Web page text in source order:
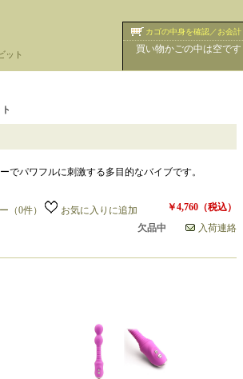
ット
カゴの中身を確認／お会計
買い物かごの中は空です
でパワフルに刺激する多目的なバイブです。
（0件） お気に入りに追加 ￥4,760 （税込）
欠品中
入荷連絡